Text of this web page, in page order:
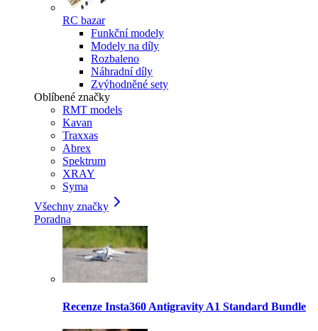
RC bazar
Funkční modely
Modely na díly
Rozbaleno
Náhradní díly
Zvýhodněné sety
Oblíbené značky
RMT models
Kavan
Traxxas
Abrex
Spektrum
XRAY
Syma
Všechny značky
Poradna
Recenze Insta360 Antigravity A1 Standard Bundle